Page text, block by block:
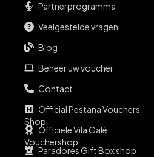
Partnerprogramma
Veelgestelde vragen
Blog
Beheer uw voucher
Contact
Official Pestana Vouchers
Shop
Officiële Vila Galé
Vouchershop
Paradores Gift Box shop